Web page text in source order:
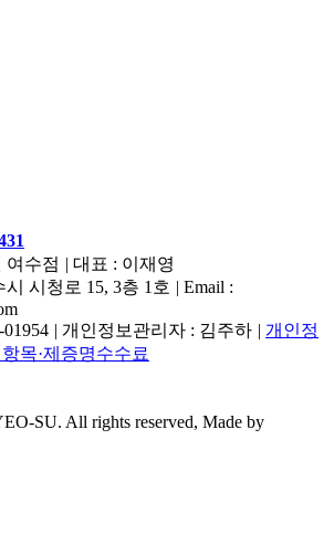
여수점 | 대표 : 이재영
시청로 15, 3층 1호 | Email :
| 개인정보관리자 : 김주하 | 개인정
목·제증명수수료
SU. All rights reserved, Made by